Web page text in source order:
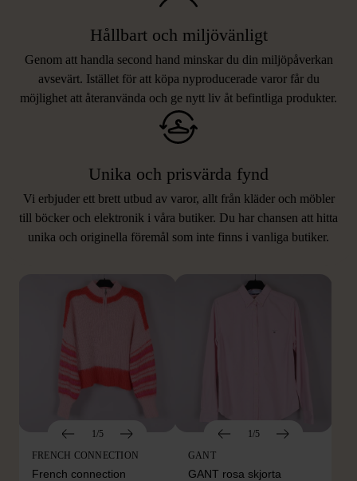
Hållbart och miljövänligt
Genom att handla second hand minskar du din miljöpåverkan
avsevärt. Istället för att köpa nyproducerade varor får du
möjlighet att återanvända och ge nytt liv åt befintliga produkter.
Unika och prisvärda fynd
Vi erbjuder ett brett utbud av varor, allt från kläder och möbler
till böcker och elektronik i våra butiker. Du har chansen att hitta
unika och originella föremål som inte finns i vanliga butiker.
LIKNANDE PRODUKTER
Hitta produkter som påminner om denna
1/5
FRENCH CONNECTION
French connection
1/5
GANT
GANT rosa skjorta